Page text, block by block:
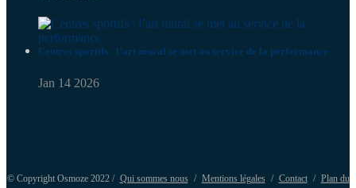
Centres sportifs : l’art mural se met au service de la performance
Jan 14 2026
© Copyright Osmoze 2022 / Qui sommes nous / Mentions légales / Contact / Plan du